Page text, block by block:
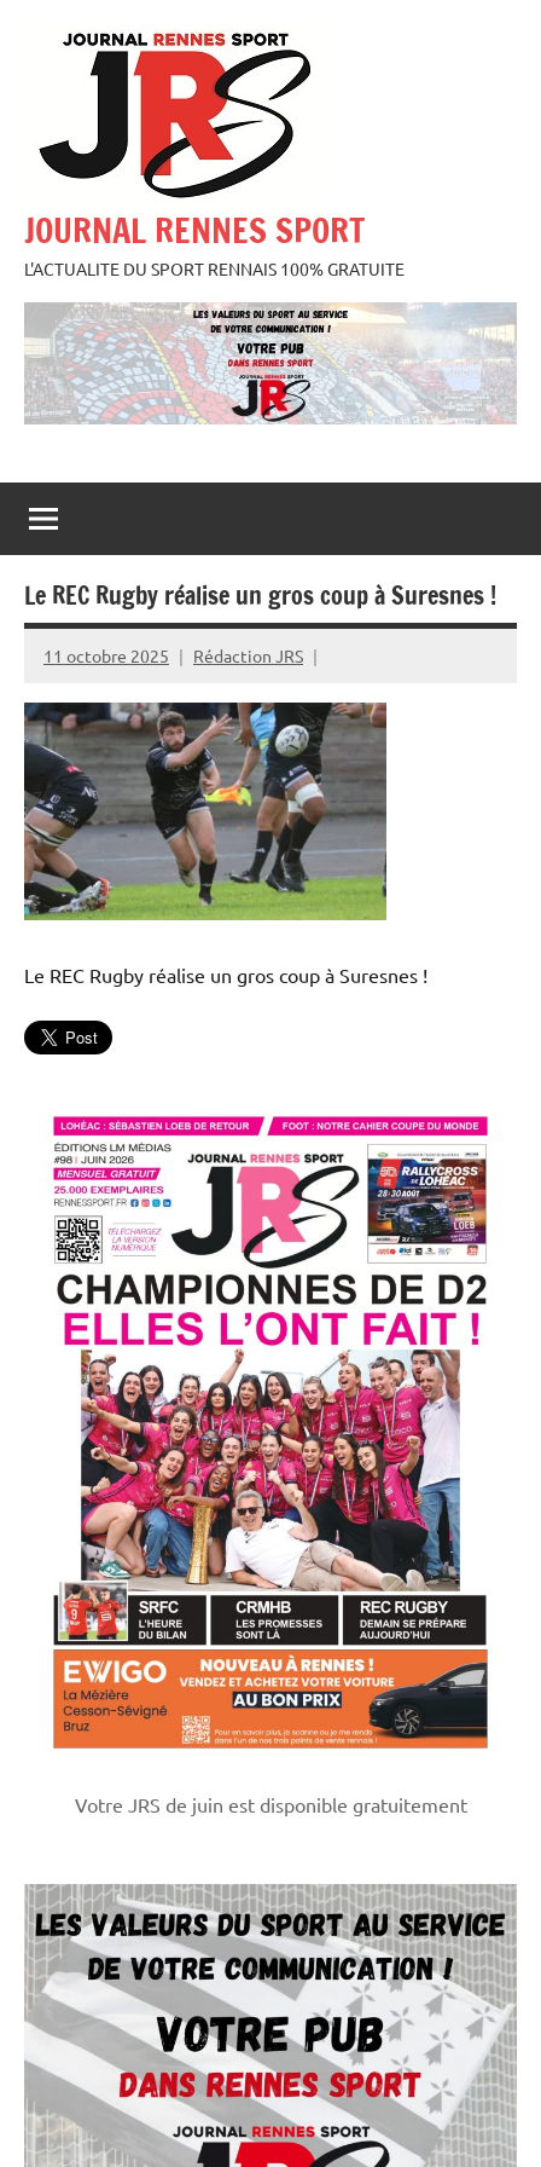
JOURNAL RENNES SPORT
L'ACTUALITE DU SPORT RENNAIS 100% GRATUITE
Le REC Rugby réalise un gros coup à Suresnes !
11 octobre 2025 Rédaction JRS
Le REC Rugby réalise un gros coup à Suresnes !
Votre JRS de juin est disponible gratuitement